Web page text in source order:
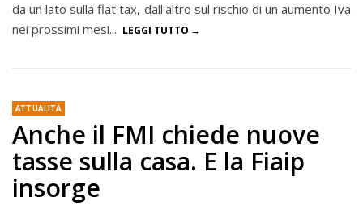
da un lato sulla flat tax, dall'altro sul rischio di un aumento Iva
nei prossimi mesi... LEGGI TUTTO
ATTUALITÀ
Anche il FMI chiede nuove
tasse sulla casa. E la Fiaip
insorge